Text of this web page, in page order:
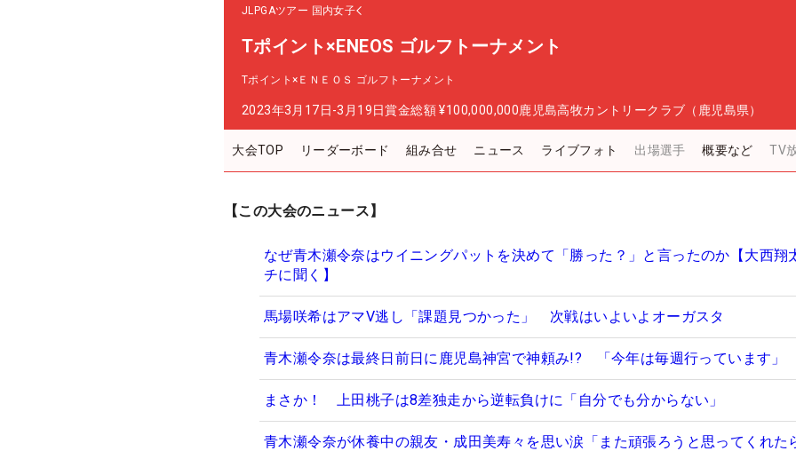
JLPGAツアー 国内女子
Tポイント×ENEOS ゴルフトーナメント
Tポイント×ＥＮＥＯＳ ゴルフトーナメント
2023年3月17日-3月19日賞金総額 ¥100,000,000鹿児島高牧カントリークラブ（鹿児島県）
大会TOP リーダーボード 組み合せ ニュース ライブフォト 出場選手 概要など TV
【この大会のニュース】
なぜ青木瀬令奈はウイニングパットを決めて「勝った？」と言ったのか【大西翔
チに聞く】
馬場咲希はアマV逃し「課題見つかった」 次戦はいよいよオーガスタ
青木瀬令奈は最終日前日に鹿児島神宮で神頼み!? 「今年は毎週行っています」
まさか！ 上田桃子は8差独走から逆転負けに「自分でも分からない」
青木瀬令奈が休養中の親友・成田美寿々を思い涙「また頑張ろうと思ってくれた